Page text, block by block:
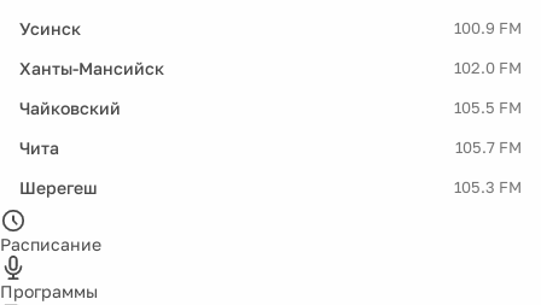
Усинск 100.9 FM
Ханты-Мансийск 102.0 FM
Чайковский 105.5 FM
Чита 105.7 FM
Шерегеш 105.3 FM
Расписание
Программы